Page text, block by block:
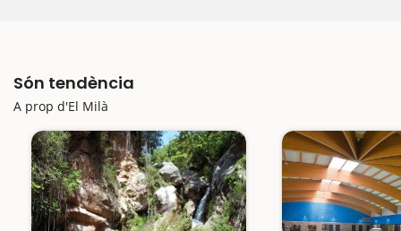
Són tendència
A prop d'El Milà